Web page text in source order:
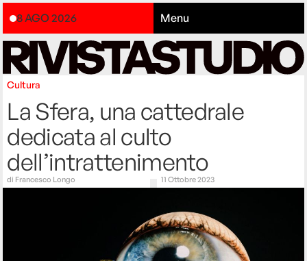
8 AGO 2026 Menu
Cultura
La Sfera, una cattedrale
dedicata al culto
dell’intrattenimento
di Francesco Longo 11 Ottobre 2023